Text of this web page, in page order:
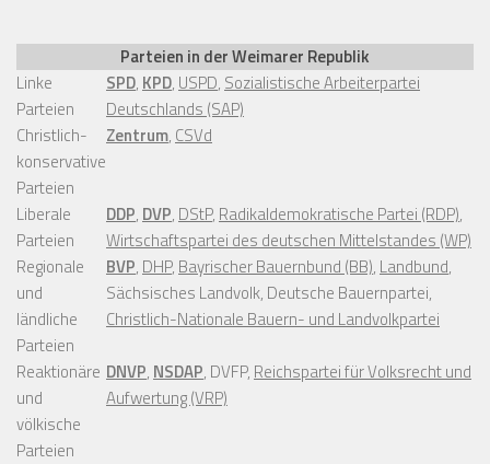
Parteien in der Weimarer Republik
Linke
Parteien
SPD, KPD, USPD, Sozialistische Arbeiterpartei
Deutschlands (SAP)
Christlich-
konservative
Parteien
Zentrum, CSVd
Liberale
Parteien
DDP, DVP, DStP, Radikaldemokratische Partei (RDP),
Wirtschaftspartei des deutschen Mittelstandes (WP)
Regionale
und
ländliche
Parteien
BVP, DHP, Bayrischer Bauernbund (BB), Landbund,
Sächsisches Landvolk, Deutsche Bauernpartei,
Christlich-Nationale Bauern- und Landvolkpartei
Reaktionäre
und
völkische
Parteien
DNVP, NSDAP, DVFP, Reichspartei für Volksrecht und
Aufwertung (VRP)